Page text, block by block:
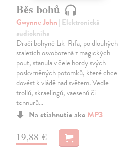
Běs bohů
Gwynne John | Elektronická
audiokniha
Dračí bohyně Lik-Rifa, po dlouhých
staletích osvobozená z magických
pout, stanula v čele hordy svých
poskvrněných potomků, které chce
dovést k vládě nad světem. Vedle
trollů, skraelingů, vaesenů či
tennurů…
Na stiahnutie ako MP3
19,88 €